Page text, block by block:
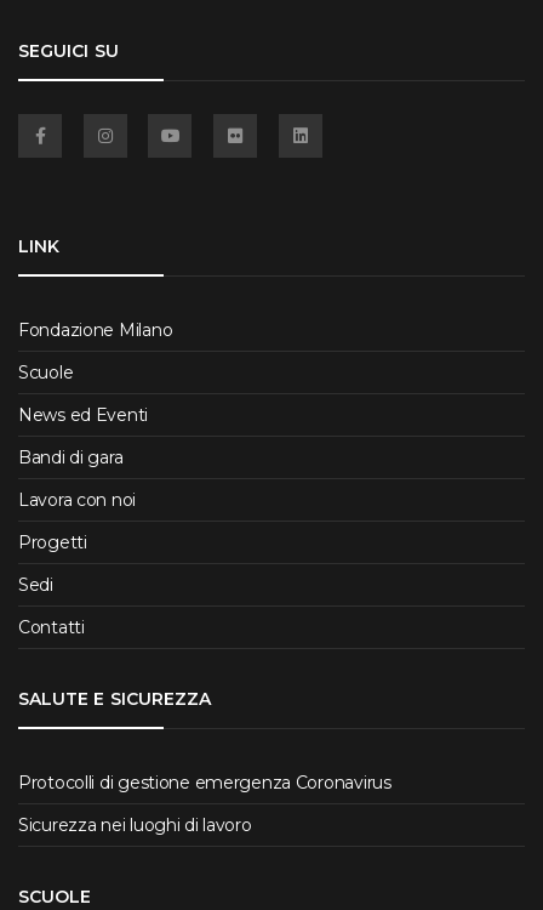
SEGUICI SU
LINK
Fondazione Milano
Scuole
News ed Eventi
Bandi di gara
Lavora con noi
Progetti
Sedi
Contatti
SALUTE E SICUREZZA
Protocolli di gestione emergenza Coronavirus
Sicurezza nei luoghi di lavoro
SCUOLE